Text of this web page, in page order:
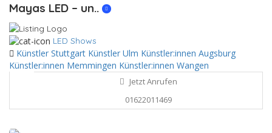
Mayas LED – un..
LED Shows
Künstler Stuttgart Künstler Ulm Künstler:innen Augsburg
Künstler:innen Memmingen Künstler:innen Wangen
Jetzt Anrufen
01622011469